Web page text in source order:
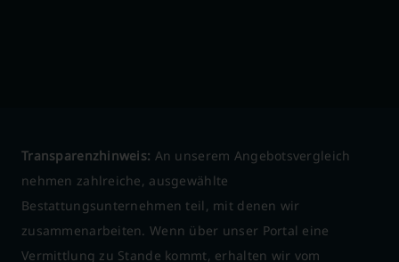
Transparenzhinweis: An unserem Angebotsvergleich
nehmen zahlreiche, ausgewählte
Bestattungsunternehmen teil, mit denen wir
zusammenarbeiten. Wenn über unser Portal eine
Vermittlung zu Stande kommt, erhalten wir vom